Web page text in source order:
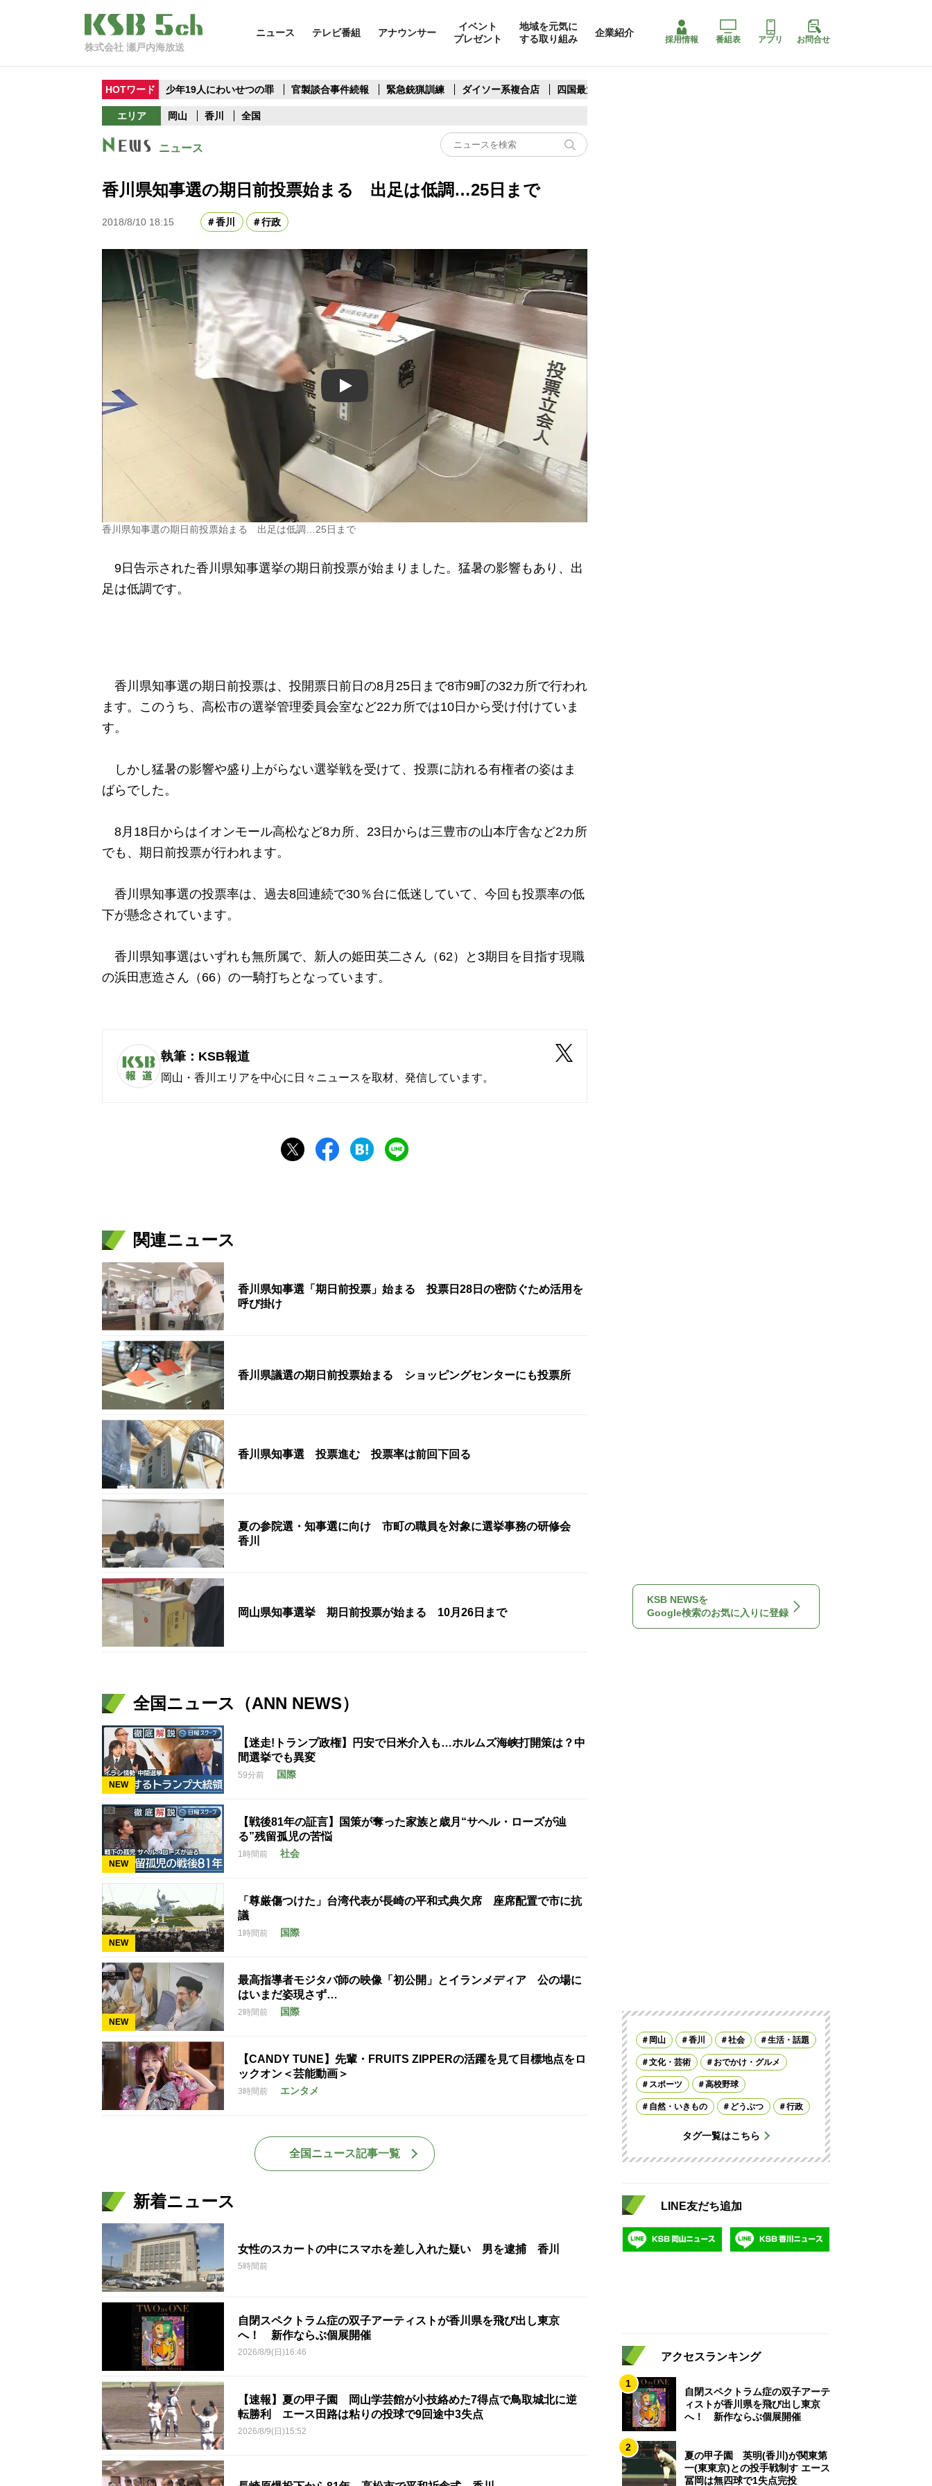
株式会社 瀬戸内海放送
ニュース テレビ番組 アナウンサー
イベント
プレゼント
地域を元気に
する取り組み
企業紹介
採用情報 番組表 アプリ お問合せ
HOTワード 少年19人にわいせつの罪 官製談合事件続報 緊急銃猟訓練 ダイソー系複合店 四国最大スリコ
エリア 岡山 香川 全国
ニュース
香川県知事選の期日前投票始まる 出足は低調…25日まで
2018/8/10 18:15 香川 行政
Play
香川県知事選の期日前投票始まる 出足は低調…25日まで
9日告示された香川県知事選挙の期日前投票が始まりました。猛暑の影響もあり、出
足は低調です。
香川県知事選の期日前投票は、投開票日前日の8月25日まで8市9町の32カ所で行われ
ます。このうち、高松市の選挙管理委員会室など22カ所では10日から受け付けていま
す。
しかし猛暑の影響や盛り上がらない選挙戦を受けて、投票に訪れる有権者の姿はま
ばらでした。
8月18日からはイオンモール高松など8カ所、23日からは三豊市の山本庁舎など2カ所
でも、期日前投票が行われます。
香川県知事選の投票率は、過去8回連続で30％台に低迷していて、今回も投票率の低
下が懸念されています。
香川県知事選はいずれも無所属で、新人の姫田英二さん（62）と3期目を目指す現職
の浜田恵造さん（66）の一騎打ちとなっています。
執筆：KSB報道
岡山・香川エリアを中心に日々ニュースを取材、発信しています。
関連ニュース
香川県知事選「期日前投票」始まる 投票日28日の密防ぐため活用を
呼び掛け
香川県議選の期日前投票始まる ショッピングセンターにも投票所
香川県知事選 投票進む 投票率は前回下回る
夏の参院選・知事選に向け 市町の職員を対象に選挙事務の研修会
香川
岡山県知事選挙 期日前投票が始まる 10月26日まで
全国ニュース（ANN NEWS）
NEW
【迷走!トランプ政権】円安で日米介入も…ホルムズ海峡打開策は？中
間選挙でも異変
59分前 国際
NEW
【戦後81年の証言】国策が奪った家族と歳月“サヘル・ローズが辿
る”残留孤児の苦悩
1時間前 社会
NEW
「尊厳傷つけた」台湾代表が長崎の平和式典欠席 座席配置で市に抗
議
1時間前 国際
NEW
最高指導者モジタバ師の映像「初公開」とイランメディア 公の場に
はいまだ姿現さず…
2時間前 国際
【CANDY TUNE】先輩・FRUITS ZIPPERの活躍を見て目標地点をロ
ックオン＜芸能動画＞
3時間前 エンタメ
全国ニュース記事一覧
新着ニュース
女性のスカートの中にスマホを差し入れた疑い 男を逮捕 香川
5時間前
自閉スペクトラム症の双子アーティストが香川県を飛び出し東京
へ！ 新作ならぶ個展開催
2026/8/9(日)16:46
【速報】夏の甲子園 岡山学芸館が小技絡めた7得点で鳥取城北に逆
転勝利 エース田路は粘りの投球で9回途中3失点
2026/8/9(日)15:52
KSB NEWSを
Google検索のお気に入りに登録
岡山 香川 社会 生活・話題
文化・芸術 おでかけ・グルメ
スポーツ 高校野球
自然・いきもの どうぶつ 行政
タグ一覧はこちら
LINE友だち追加
アクセスランキング
1
自閉スペクトラム症の双子アーテ
ィストが香川県を飛び出し東京
へ！ 新作ならぶ個展開催
2
夏の甲子園 英明(香川)が関東第
一(東東京)との投手戦制す エース
冨岡は無四球で1失点完投